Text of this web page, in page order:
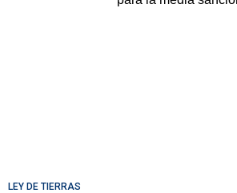
LEY DE TIERRAS